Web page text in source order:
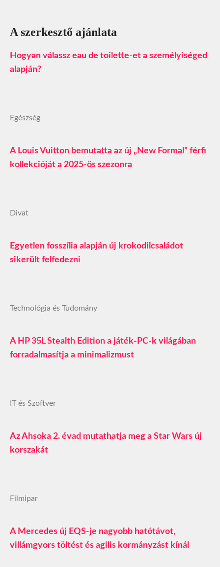
A szerkesztő ajánlata
Hogyan válassz eau de toilette-et a személyiséged
alapján?
Egészség
A Louis Vuitton bemutatta az új „New Formal” férfi
kollekcióját a 2025-ös szezonra
Divat
Egyetlen fosszília alapján új krokodilcsaládot
sikerült felfedezni
Technológia és Tudomány
A HP 35L Stealth Edition a játék-PC-k világában
forradalmasítja a minimalizmust
IT és Szoftver
Az Ahsoka 2. évad mutathatja meg a Star Wars új
korszakát
Filmipar
A Mercedes új EQS-je nagyobb hatótávot,
villámgyors töltést és agilis kormányzást kínál